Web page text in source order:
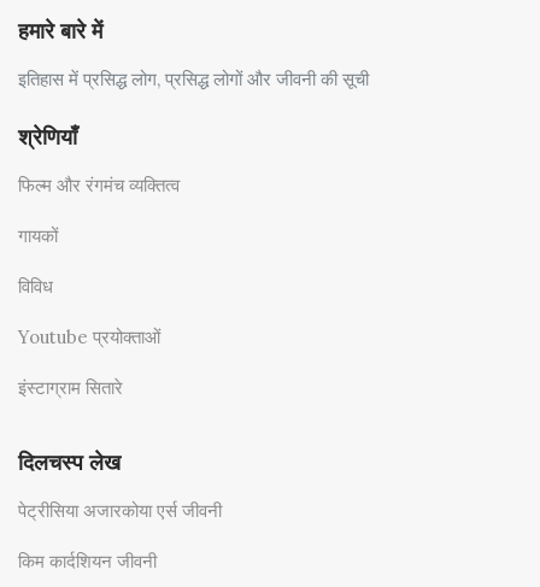
हमारे बारे में
इतिहास में प्रसिद्ध लोग, प्रसिद्ध लोगों और जीवनी की सूची
श्रेणियाँ
फिल्म और रंगमंच व्यक्तित्व
गायकों
विविध
Youtube प्रयोक्ताओं
इंस्टाग्राम सितारे
दिलचस्प लेख
पेट्रीसिया अजारकोया एर्स जीवनी
किम कार्दशियन जीवनी